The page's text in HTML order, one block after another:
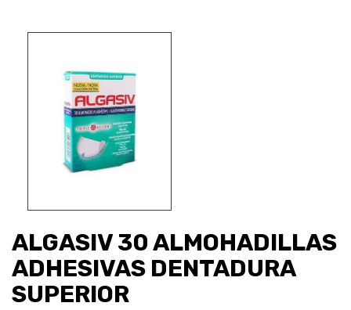
ALGASIV 30 ALMOHADILLAS
ADHESIVAS DENTADURA
SUPERIOR